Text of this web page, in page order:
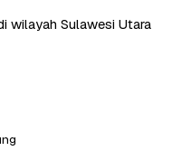
wilayah Sulawesi Utara